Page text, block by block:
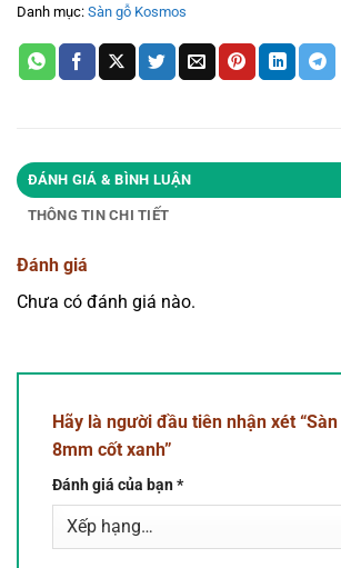
Danh mục: Sàn gỗ Kosmos
ĐÁNH GIÁ & BÌNH LUẬN
THÔNG TIN CHI TIẾT
Đánh giá
Chưa có đánh giá nào.
Hãy là người đầu tiên nhận xét
8mm cốt xanh”
Đánh giá của bạn*